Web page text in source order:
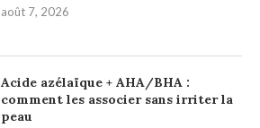
août 7, 2026
Acide azélaïque + AHA/BHA :
comment les associer sans irriter la
peau